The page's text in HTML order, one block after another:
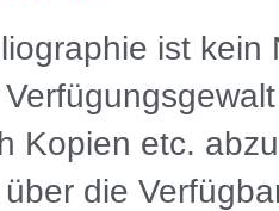
ist kein
Kopien etc.
die